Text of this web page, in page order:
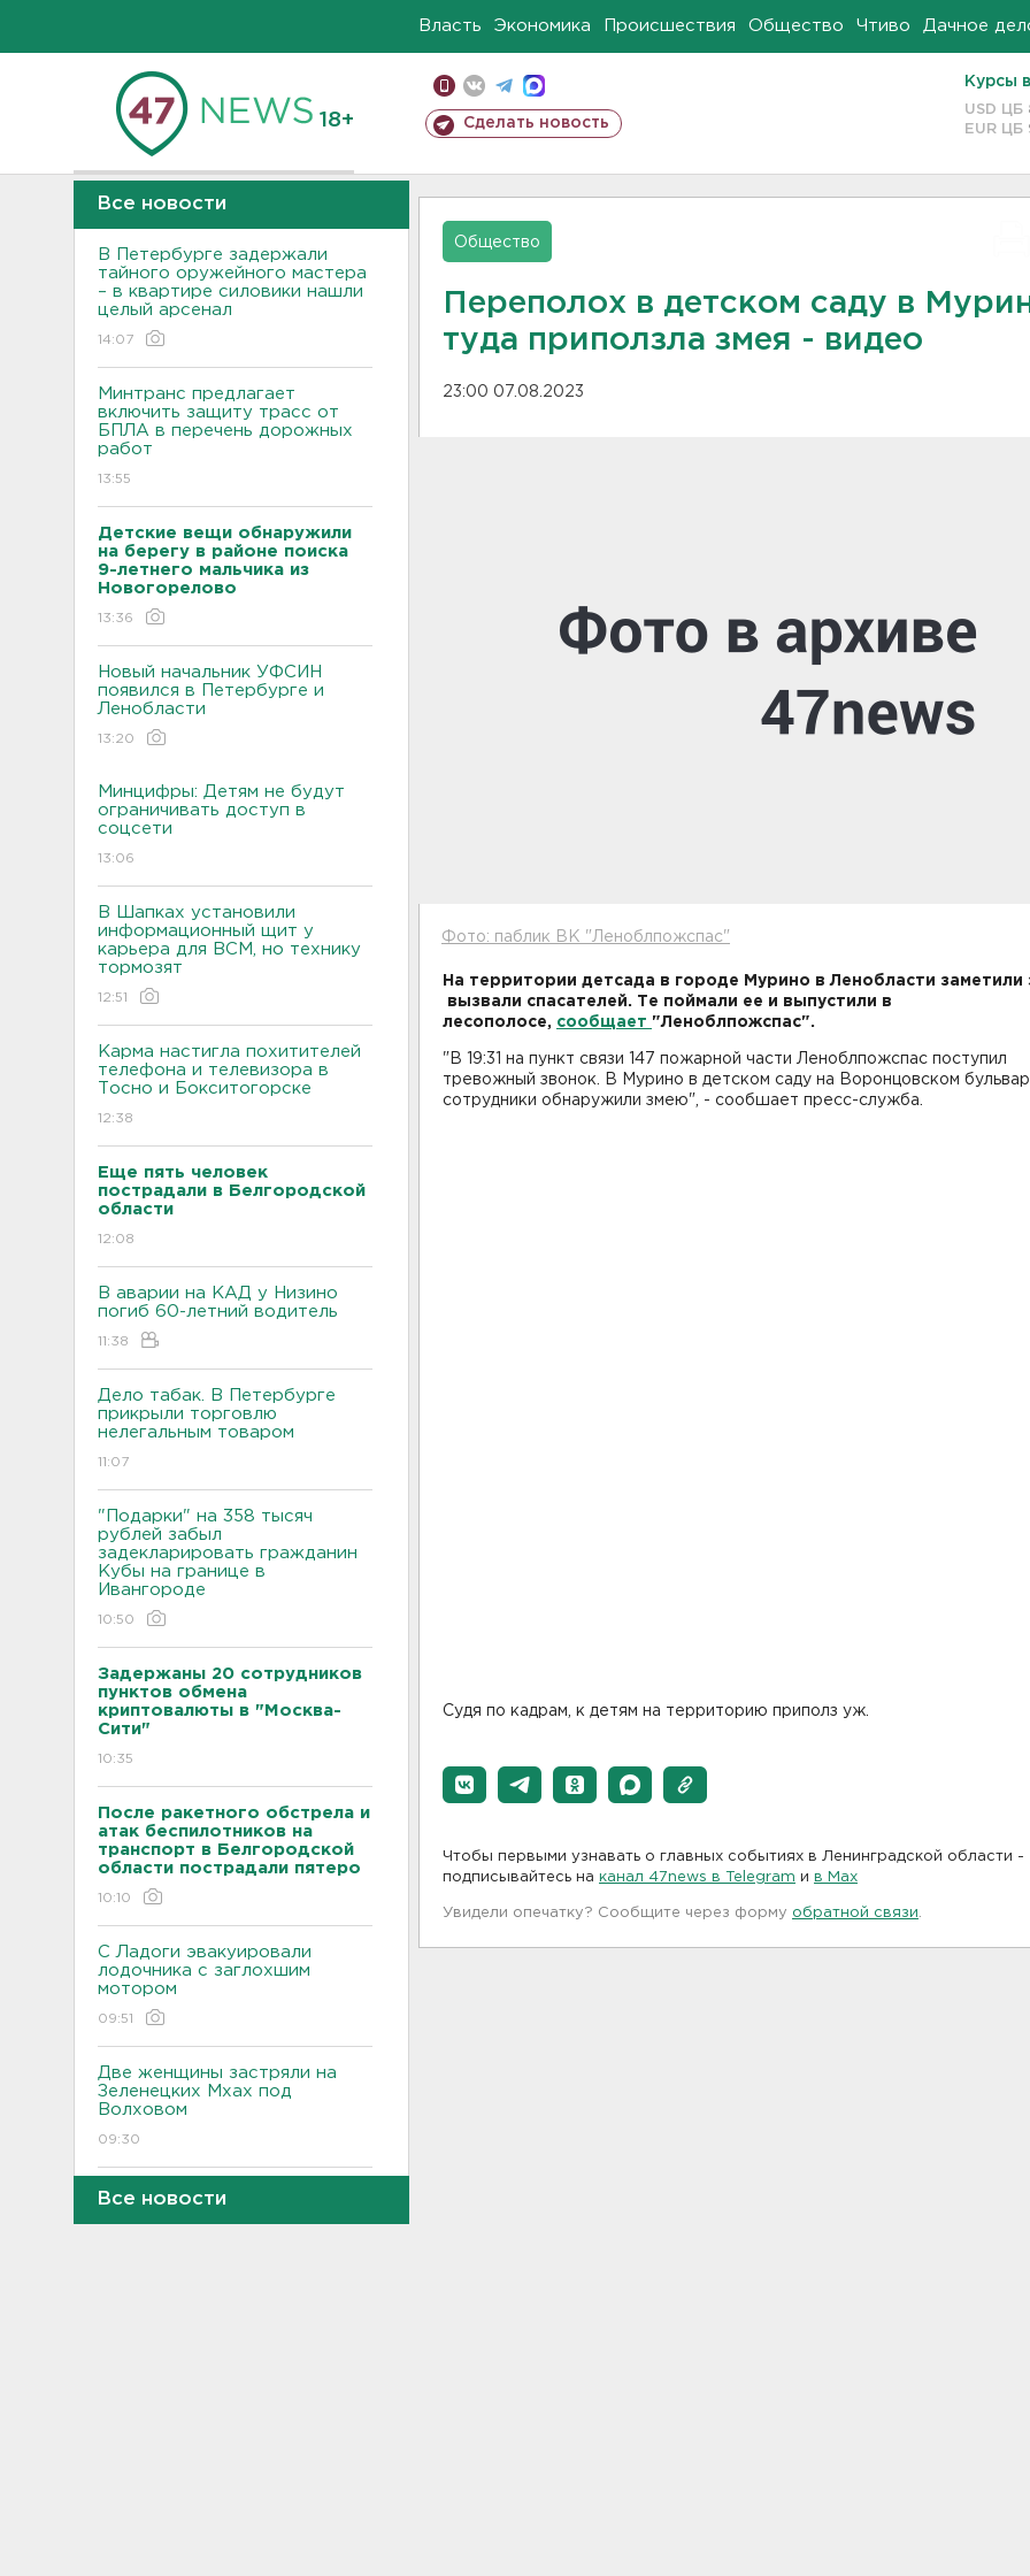
Власть Экономика Происшествия Общество Чтиво Дачное
18+ Сделать новость
Курсы
USD ЦБ
EUR ЦБ
Все новости
В Петербурге задержали
тайного оружейного мастера
– в квартире силовики нашли
целый арсенал
14:07
Минтранс предлагает
включить защиту трасс от
БПЛА в перечень дорожных
работ
13:55
Детские вещи обнаружили
на берегу в районе поиска
9-летнего мальчика из
Новогорелово
13:36
Новый начальник УФСИН
появился в Петербурге и
Ленобласти
13:20
Минцифры: Детям не будут
ограничивать доступ в
соцсети
13:06
В Шапках установили
информационный щит у
карьера для ВСМ, но технику
тормозят
12:51
Карма настигла похитителей
телефона и телевизора в
Тосно и Бокситогорске
12:38
Еще пять человек
пострадали в Белгородской
области
12:08
В аварии на КАД у Низино
погиб 60-летний водитель
11:38
Дело табак. В Петербурге
прикрыли торговлю
нелегальным товаром
11:07
"Подарки" на 358 тысяч
рублей забыл
задекларировать гражданин
Кубы на границе в
Ивангороде
10:50
Задержаны 20 сотрудников
пунктов обмена
криптовалюты в "Москва-
Сити"
10:35
После ракетного обстрела и
атак беспилотников на
транспорт в Белгородской
области пострадали пятеро
10:10
С Ладоги эвакуировали
лодочника с заглохшим
мотором
09:51
Две женщины застряли на
Зеленецких Мхах под
Волховом
09:30
Пожар на объекте
Все новости
Общество
Переполох в детском саду в
туда приползла змея - видео
23:00 07.08.2023
Фото: паблик ВК "Леноблпожспас"
На территории детсада в городе Мурино в Ленобласти заметили
вызвали спасателей. Те поймали ее и выпустили в
лесополосе, сообщает "Леноблпожспас".
"В 19:31 на пункт связи 147 пожарной части Леноблпожспас поступил
тревожный звонок. В Мурино в детском саду на Воронцовском
сотрудники обнаружили змею", - сообшает пресс-служба.
Судя по кадрам, к детям на территорию приполз уж.
Чтобы первыми узнавать о главных событиях в Ленинградской области -
подписывайтесь на канал 47news в Telegram и в Maх
Увидели опечатку? Сообщите через форму обратной связи